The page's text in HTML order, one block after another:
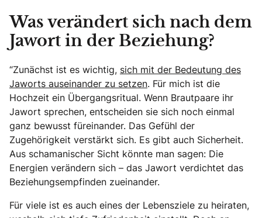
Was verändert sich nach dem
Jawort in der Beziehung?
“Zunächst ist es wichtig, sich mit der Bedeutung des
Jaworts auseinander zu setzen. Für mich ist die
Hochzeit ein Übergangsritual. Wenn Brautpaare ihr
Jawort sprechen, entscheiden sie sich noch einmal
ganz bewusst füreinander. Das Gefühl der
Zugehörigkeit verstärkt sich. Es gibt auch Sicherheit.
Aus schamanischer Sicht könnte man sagen: Die
Energien verändern sich – das Jawort verdichtet das
Beziehungsempfinden zueinander.
Für viele ist es auch eines der Lebensziele zu heiraten,